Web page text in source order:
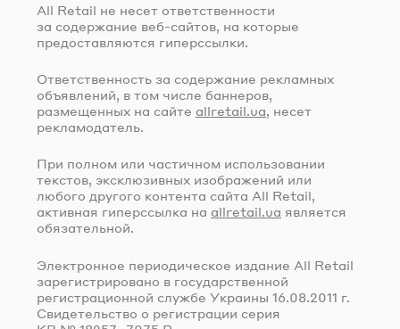
All Retail не несет ответственности
за содержание веб-сайтов , на которые
предоставляются гиперссылки.
Ответственность за содержание рекламных
объявлений, в том числе баннеров,
размещенных на сайте allretail.ua, несет
рекламодатель.
При полном или частичном использовании
текстов, эксклюзивных изображений или
любого другого контента сайта All Retail,
активная гиперссылка на allretail.ua является
обязательной.
Электронное периодическое издание All Retail
зарегистрировано в государственной
регистрационной службе Украины 16.08.2011 г.
Свидетельство о регистрации серия